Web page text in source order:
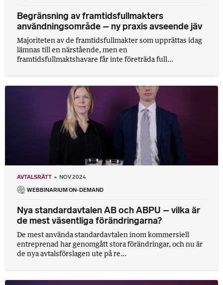
Begränsning av framtidsfullmakters
användningsområde – ny praxis avseende jäv
Majoriteten av de framtidsfullmakter som upprättas idag
lämnas till en närstående, men en
framtidsfullmaktshavare får inte företräda full...
AVTALSRÄTT NOV 2024
WEBBINARIUM ON-DEMAND
Nya standardavtalen AB och ABPU – vilka är
de mest väsentliga förändringarna?
De mest använda standardavtalen inom kommersiell
entreprenad har genomgått stora förändringar, och nu är
de nya avtalsförslagen ute på re...